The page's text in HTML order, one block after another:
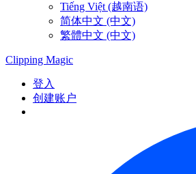
Tiếng Việt (越南语)
简体中文 (中文)
繁體中文 (中文)
Clipping Magic
登入
创建账户